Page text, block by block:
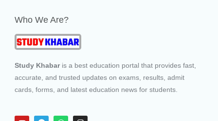
Who We Are?
Study Khabaris a best education portal that provides fast,
accurate, and trusted updates on exams, results, admit
cards, forms, and latest education news for students.